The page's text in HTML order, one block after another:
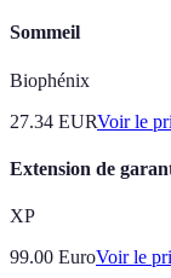
Sommeil
Biophénix
27.34 EURVoir le
Extension de
XP
99.00 EuroVoir le